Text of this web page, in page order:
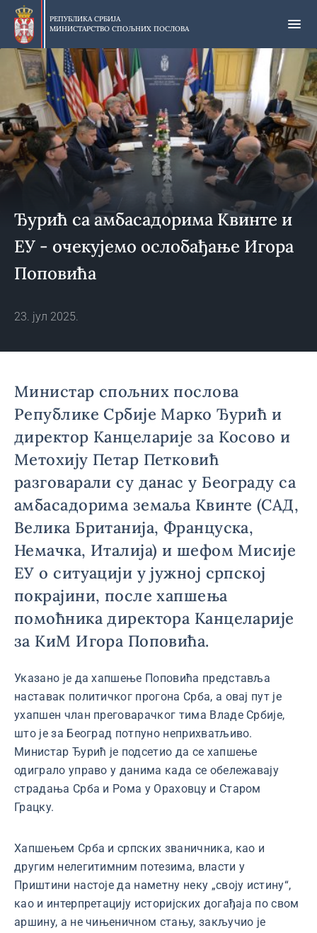
Прескочи
главни
део
садржаја
РЕПУБЛИКА СРБИЈА
МИНИСТАРСТВО СПОЉНИХ ПОСЛОВА
Ђурић са амбасадорима Квинте и
ЕУ - очекујемо ослобађање Игора
Поповића
23. јул 2025.
Министар спољних послова
Републике Србије Марко Ђурић и
директор Канцеларије за Косово и
Метохију Петар Петковић
разговарали су данас у Београду са
амбасадорима земаља Квинте (САД,
Велика Британија, Француска,
Немачка, Италија) и шефом Мисије
ЕУ о ситуацији у јужној српској
покрајини, после хапшења
помоћника директора Канцеларије
за КиМ Игора Поповића.
Указано је да хапшење Поповића представља
наставак политичког прогона Срба, а овај пут је
ухапшен члан преговарачког тима Владе Србије,
што је за Београд потпуно неприхватљиво.
Министар Ђурић је подсетио да се хапшење
одиграло управо у данима када се обележавају
страдања Срба и Рома у Ораховцу и Старом
Грацку.
Хапшењем Срба и српских званичника, као и
другим нелегитимним потезима, власти у
Приштини настоје да наметну неку „своју истину“,
као и интерпретацију историјских догађаја по свом
аршину, а не чињеничном стању, закључио је